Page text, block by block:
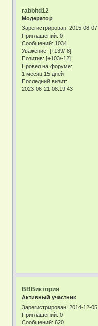
rabbitd12
Модератор
Зарегистрирован: 2015-08-07
Приглашений: 0
Сообщений: 1034
Уважение: [+139/-8]
Позитив: [+103/-12]
Провел на форуме:
1 месяц 15 дней
Последний визит:
2023-06-21 08:19:43
ВВВиктория
Активный участник
Зарегистрирован: 2014-12-05
Приглашений: 0
Сообщений: 620